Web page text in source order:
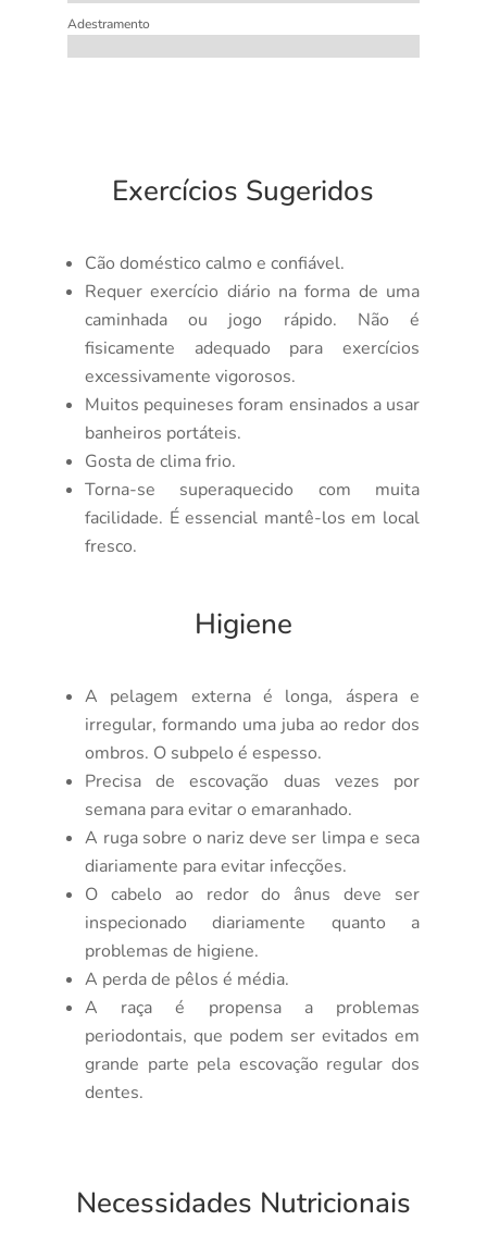
Adestramento
Exercícios Sugeridos
Cão doméstico calmo e confiável.
Requer exercício diário na forma de uma
caminhada ou jogo rápido. Não é
fisicamente adequado para exercícios
excessivamente vigorosos.
Muitos pequineses foram ensinados a usar
banheiros portáteis.
Gosta de clima frio.
Torna-se superaquecido com muita
facilidade. É essencial mantê-los em local
fresco.
Higiene
A pelagem externa é longa, áspera e
irregular, formando uma juba ao redor dos
ombros. O subpelo é espesso.
Precisa de escovação duas vezes por
semana para evitar o emaranhado.
A ruga sobre o nariz deve ser limpa e seca
diariamente para evitar infecções.
O cabelo ao redor do ânus deve ser
inspecionado diariamente quanto a
problemas de higiene.
A perda de pêlos é média.
A raça é propensa a problemas
periodontais, que podem ser evitados em
grande parte pela escovação regular dos
dentes.
Necessidades Nutricionais